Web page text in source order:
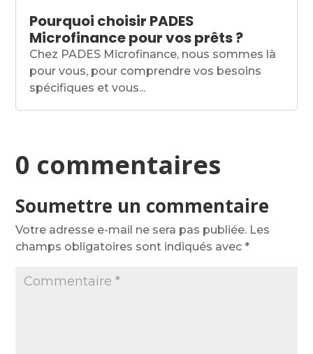
Pourquoi choisir PADES
Microfinance pour vos prêts ?
Chez PADES Microfinance, nous sommes là
pour vous, pour comprendre vos besoins
spécifiques et vous...
0 commentaires
Soumettre un commentaire
Votre adresse e-mail ne sera pas publiée. Les
champs obligatoires sont indiqués avec*